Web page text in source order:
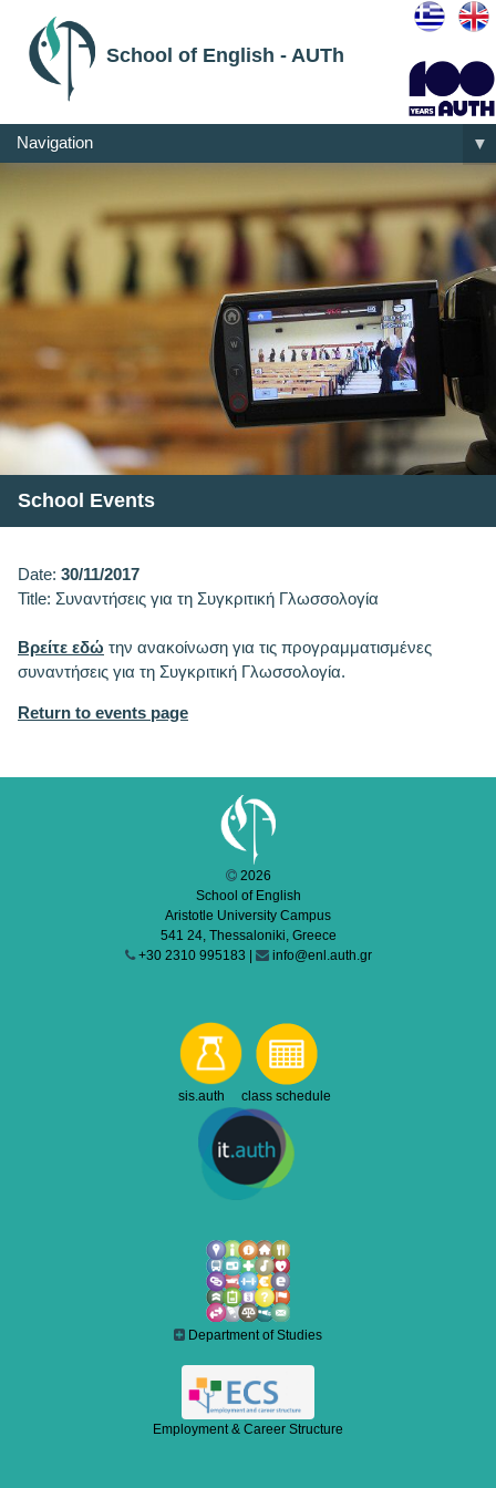
School of English - AUTh
Navigation ▼
School Events
Date: 30/11/2017
Title: Συναντήσεις για τη Συγκριτική Γλωσσολογία
Βρείτε εδώ την ανακοίνωση για τις προγραμματισμένες
συναντήσεις για τη Συγκριτική Γλωσσολογία.
Return to events page
2026
School of English
Aristotle University Campus
541 24, Thessaloniki, Greece
+30 2310 995183 |
info@enl.auth.gr
sis.auth class schedule
Department of Studies
Employment & Career Structure